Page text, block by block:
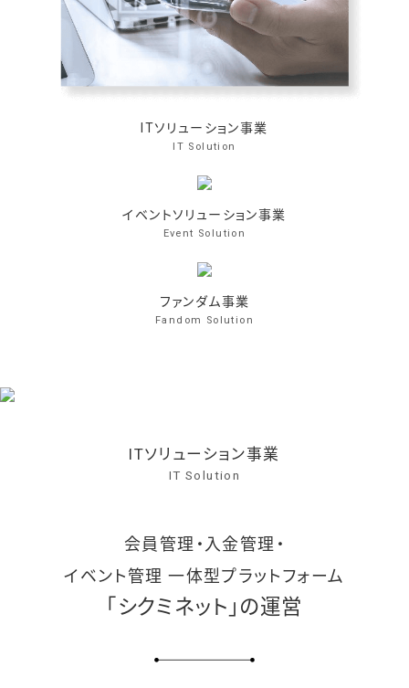
ITソリューション事業
IT Solution
イベントソリューション事業
Event Solution
ファンダム事業
Fandom Solution
ITソリューション事業
IT Solution
会員管理・入金管理・
イベント管理 一体型プラットフォーム
「シクミネット」の運営